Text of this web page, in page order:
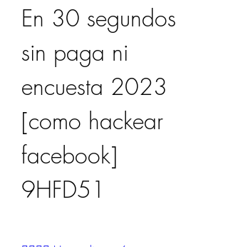
En 30 segundos
sin paga ni
encuesta 2023
[como hackear
facebook]
9HFD51